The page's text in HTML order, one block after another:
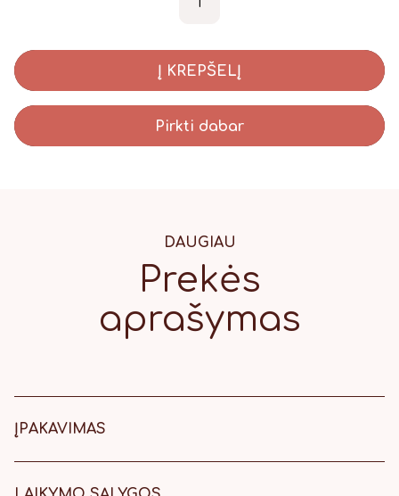
produkto kiekis:
Į KREPŠELĮ
Pirkti dabar
DAUGIAU
Prekės
aprašymas
ĮPAKAVIMAS